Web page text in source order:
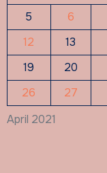
April 2021
5
6
12
13
19
20
26
27